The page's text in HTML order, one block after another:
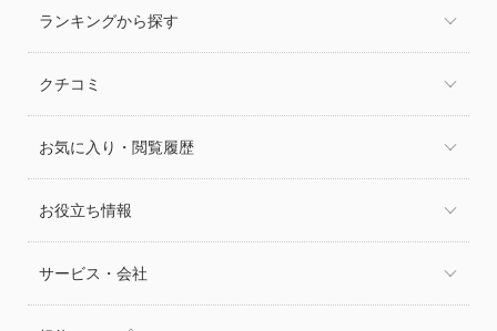
ランキングから探す
クチコミ
お気に入り・閲覧履歴
お役立ち情報
サービス・会社